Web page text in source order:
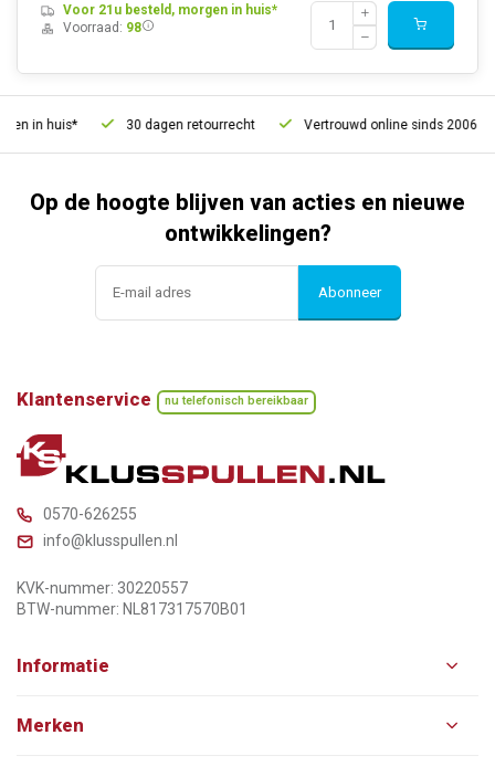
Voor 21u besteld, morgen in huis*
Voorraad: 98
in huis* 30 dagen retourrecht Vertrouwd online sinds 2006
Op de hoogte blijven van acties en nieuwe
ontwikkelingen?
Abonneer
Klantenservice nu telefonisch bereikbaar
0570-626255
info@klusspullen.nl
KVK-nummer: 30220557
BTW-nummer: NL817317570B01
Informatie
Merken